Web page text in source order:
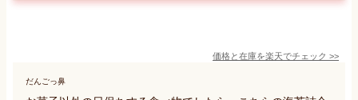
価格と在庫を楽天でチェック >>
だんごっ鼻